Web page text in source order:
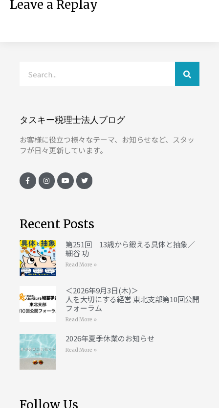
Leave a Replay
タスキー税理士法人ブログ
お客様に役立つ様々なテーマ、お知らせなど、スタッ
フが日々更新しています。
Recent Posts
第251回 13歳から鍛える具体と抽象／
細谷 功
Read More »
＜2026年9月3日(木)＞
人を大切にする経営 東北支部第10回公開
フォーラム
Read More »
2026年夏季休業のお知らせ
Read More »
Follow Us